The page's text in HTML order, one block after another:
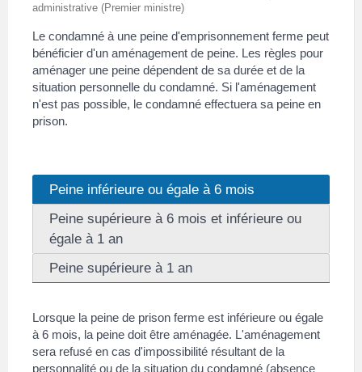
administrative (Premier ministre)
Le condamné à une peine d'emprisonnement ferme peut
bénéficier d'un aménagement de peine. Les règles pour
aménager une peine dépendent de sa durée et de la
situation personnelle du condamné. Si l'aménagement
n'est pas possible, le condamné effectuera sa peine en
prison.
Peine inférieure ou égale à 6 mois
Peine supérieure à 6 mois et inférieure ou
égale à 1 an
Peine supérieure à 1 an
Lorsque la peine de prison ferme est inférieure ou égale
à 6 mois, la peine doit être aménagée. L'aménagement
sera refusé en cas d'impossibilité résultant de la
personnalité ou de la situation du condamné (absence